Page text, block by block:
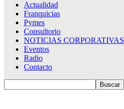
Actualidad
Franquicias
Pymes
Consultorio
NOTICIAS CORPORATIVAS
Eventos
Radio
Contacto